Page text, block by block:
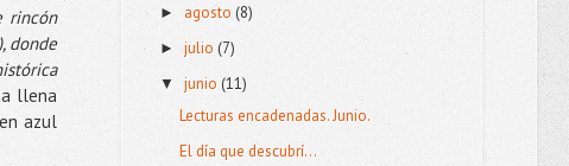
rincón
donde
llena
azul
► agosto(8)
►julio(7)
▼junio(11)
Lecturas encadenadas. Junio.
El día que descubrí...